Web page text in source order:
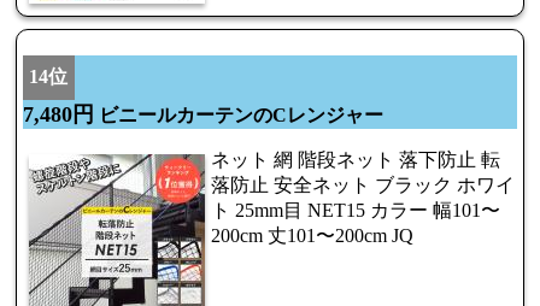
14位
7,480円 ビニールカーテンのCレンジャー
ネット 網 階段ネット 落下防止 転
落防止 安全ネット ブラック ホワイ
ト 25mm目 NET15 カラー 幅101〜
200cm 丈101〜200cm JQ